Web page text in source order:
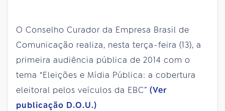
O Conselho Curador da Empresa Brasil de
Comunicação realiza, nesta terça-feira (13), a
primeira audiência pública de 2014 com o
tema “Eleições e Mídia Pública: a cobertura
eleitoral pelos veículos da EBC” (Ver
publicação D.O.U.)